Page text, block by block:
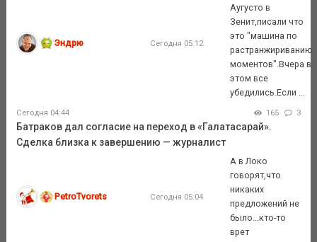
Эндрю Сегодня 05:12
Аугусто в
Зенит,писали что
это "машина по
растранжириванию
моментов".Вчера в
этом все
убедились.Если ...
Сегодня 04:44 165 3
Батраков дал согласие на переход в «Галатасарай».
Сделка близка к завершению — журналист
PetroTvorets Сегодня 05:04
А в Локо
говорят,что
никаких
предложений не
было...кто-то
врет